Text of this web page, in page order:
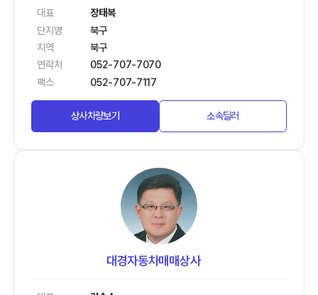
대표
장태복
단지명
북구
지역
북구
연락처
052-707-7070
팩스
052-707-7117
상사차량보기 소속딜러
대경자동차매매상사